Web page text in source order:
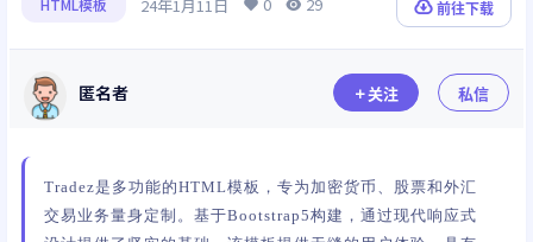
HTML模板 24年1月11日 前往下载
匿名者 关注 私信
Tradez是多功能的HTML模板，专为加密货币、股票和外汇
交易业务量身定制。基于Bootstrap5构建，通过现代响应式